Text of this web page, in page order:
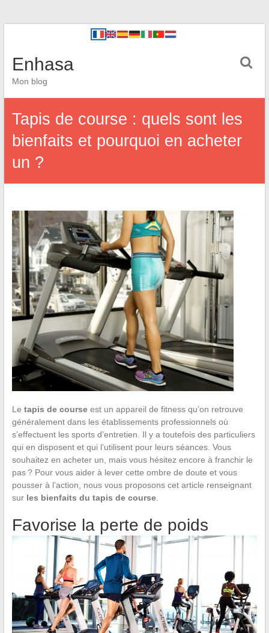
Enhasa
Mon blog
Tapis de course : quels sont les
bienfaits et pourquoi en acheter
un ?
Le tapis de courseest un appareil de fitness qu’on retrouve
généralement dans les établissements professionnels où
s’effectuent les sports d’entretien. Il y a toutefois des particuliers
qui en disposent et qui l’utilisent pour leurs séances. Vous
souhaitez en acheter un, mais vous hésitez encore à franchir le
pas ? Pour vous aider à lever cette ombre de doute et vous
pousser à l’action, nous vous proposons cet article renseignant
sur les bienfaits du tapis de course.
Favorise la perte de poids